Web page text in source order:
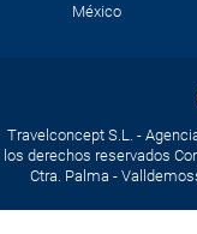
México
Travelconcept S.L. -
los derechos reservados
Ctra. Palma -